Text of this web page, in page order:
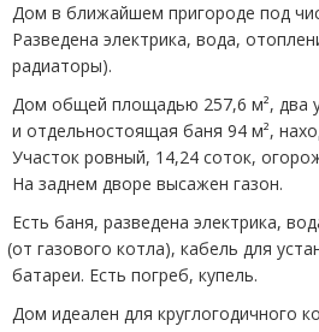
Дом в ближайшем пригороде под
Разведена электрика, вода,
радиаторы).
Дом общей площадью 257,6 м², два
и отдельностоящая баня 94 м²,
Участок ровный, 14,24 соток,
На заднем дворе высажен газон.
Есть баня, разведена электрика,
(от газового котла), кабель для
батареи. Есть погреб, купель.
Дом идеален для круглогодичного